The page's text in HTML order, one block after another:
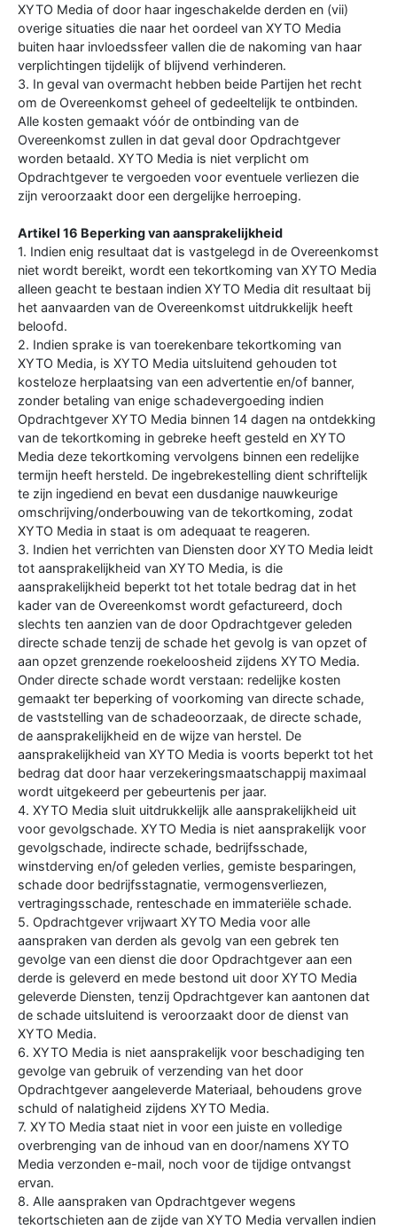
XYTO Media of door haar ingeschakelde derden en (vii)
overige situaties die naar het oordeel van XYTO Media
buiten haar invloedssfeer vallen die de nakoming van haar
verplichtingen tijdelijk of blijvend verhinderen.
3. In geval van overmacht hebben beide Partijen het recht
om de Overeenkomst geheel of gedeeltelijk te ontbinden.
Alle kosten gemaakt vóór de ontbinding van de
Overeenkomst zullen in dat geval door Opdrachtgever
worden betaald. XYTO Media is niet verplicht om
Opdrachtgever te vergoeden voor eventuele verliezen die
zijn veroorzaakt door een dergelijke herroeping.
Artikel 16 Beperking van aansprakelijkheid
1. Indien enig resultaat dat is vastgelegd in de Overeenkomst
niet wordt bereikt, wordt een tekortkoming van XYTO Media
alleen geacht te bestaan indien XYTO Media dit resultaat bij
het aanvaarden van de Overeenkomst uitdrukkelijk heeft
beloofd.
2. Indien sprake is van toerekenbare tekortkoming van
XYTO Media, is XYTO Media uitsluitend gehouden tot
kosteloze herplaatsing van een advertentie en/of banner,
zonder betaling van enige schadevergoeding indien
Opdrachtgever XYTO Media binnen 14 dagen na ontdekking
van de tekortkoming in gebreke heeft gesteld en XYTO
Media deze tekortkoming vervolgens binnen een redelijke
termijn heeft hersteld. De ingebrekestelling dient schriftelijk
te zijn ingediend en bevat een dusdanige nauwkeurige
omschrijving/onderbouwing van de tekortkoming, zodat
XYTO Media in staat is om adequaat te reageren.
3. Indien het verrichten van Diensten door XYTO Media leidt
tot aansprakelijkheid van XYTO Media, is die
aansprakelijkheid beperkt tot het totale bedrag dat in het
kader van de Overeenkomst wordt gefactureerd, doch
slechts ten aanzien van de door Opdrachtgever geleden
directe schade tenzij de schade het gevolg is van opzet of
aan opzet grenzende roekeloosheid zijdens XYTO Media.
Onder directe schade wordt verstaan: redelijke kosten
gemaakt ter beperking of voorkoming van directe schade,
de vaststelling van de schadeoorzaak, de directe schade,
de aansprakelijkheid en de wijze van herstel. De
aansprakelijkheid van XYTO Media is voorts beperkt tot het
bedrag dat door haar verzekeringsmaatschappij maximaal
wordt uitgekeerd per gebeurtenis per jaar.
4. XYTO Media sluit uitdrukkelijk alle aansprakelijkheid uit
voor gevolgschade. XYTO Media is niet aansprakelijk voor
gevolgschade, indirecte schade, bedrijfsschade,
winstderving en/of geleden verlies, gemiste besparingen,
schade door bedrijfsstagnatie, vermogensverliezen,
vertragingsschade, renteschade en immateriële schade.
5. Opdrachtgever vrijwaart XYTO Media voor alle
aanspraken van derden als gevolg van een gebrek ten
gevolge van een dienst die door Opdrachtgever aan een
derde is geleverd en mede bestond uit door XYTO Media
geleverde Diensten, tenzij Opdrachtgever kan aantonen dat
de schade uitsluitend is veroorzaakt door de dienst van
XYTO Media.
6. XYTO Media is niet aansprakelijk voor beschadiging ten
gevolge van gebruik of verzending van het door
Opdrachtgever aangeleverde Materiaal, behoudens grove
schuld of nalatigheid zijdens XYTO Media.
7. XYTO Media staat niet in voor een juiste en volledige
overbrenging van de inhoud van en door/namens XYTO
Media verzonden e-mail, noch voor de tijdige ontvangst
ervan.
8. Alle aanspraken van Opdrachtgever wegens
tekortschieten aan de zijde van XYTO Media vervallen indien